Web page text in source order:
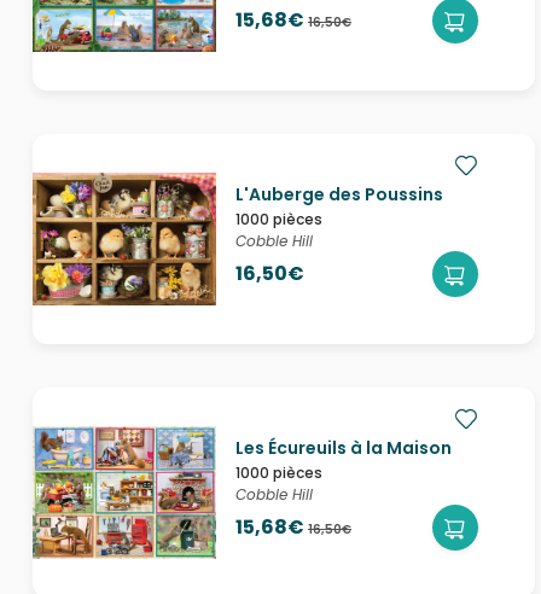
15,68€ 16,50€
L'Auberge des Poussins
1000 pièces
Cobble Hill
16,50€
Les Écureuils à la Maison
1000 pièces
Cobble Hill
15,68€ 16,50€